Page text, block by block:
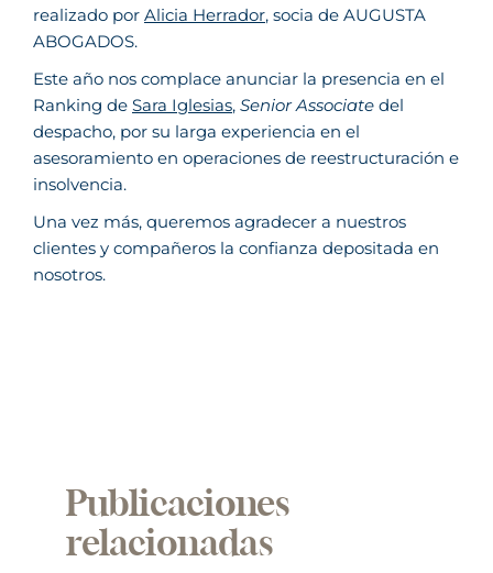
realizado por Alicia Herrador, socia de AUGUSTA
ABOGADOS.
Este año nos complace anunciar la presencia en el
Ranking de Sara Iglesias, Senior Associate del
despacho, por su larga experiencia en el
asesoramiento en operaciones de reestructuración e
insolvencia.
Una vez más, queremos agradecer a nuestros
clientes y compañeros la confianza depositada en
nosotros.
Publicaciones
relacionadas